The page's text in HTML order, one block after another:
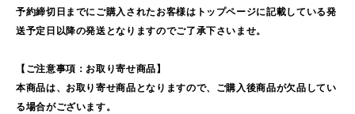
予約締切日までにご購入されたお客様はトップページに記載している発
送予定日以降の発送となりますのでご了承下さいませ。
【ご注意事項：お取り寄せ商品】
本商品は、お取り寄せ商品となりますので、ご購入後商品が欠品してい
る場合がございます。